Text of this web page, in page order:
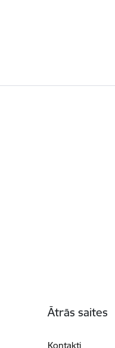
Ātrās saites
Kontakti